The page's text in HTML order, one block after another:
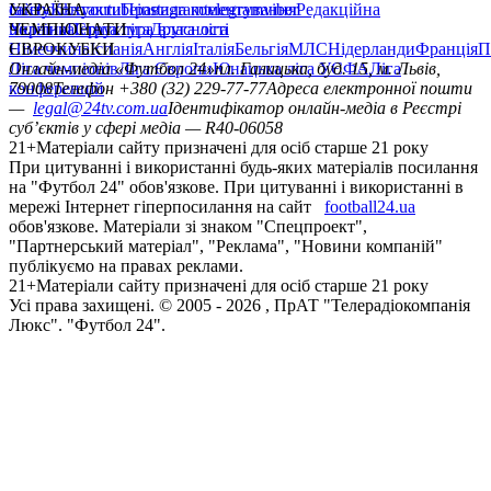
сайтуКонтактиПравила коментуванняРедакційна
політикаСтруктура власності
facebookxyoutubeinstagramtelegramviber
УКРАЇНА
УкраїнаПерша лігаДруга ліга
ЧЕМПІОНАТИ
НімеччинаІспаніяАнгліяІталіяБельгіяМЛСНідерландиФранція
ЄВРОКУБКИ
Ліга чемпіонівЛіга ЄвропиЮнацька ліга УЄФАЛіга
конференцій
Онлайн-медіа «Футбол 24»пл. Галицька, буд. 15, м. Львів,
79008Телефон +380 (32) 229-77-77Адреса електронної пошти
— legal@24tv.com.uaІдентифікатор онлайн-медіа в Реєстрі
суб’єктів у сфері медіа — R40-06058
21+Матеріали сайту призначені для осіб старше 21 року
При цитуванні і використанні будь-яких матеріалів посилання
на "Футбол 24" обов'язкове. При цитуванні і використанні в
мережі Інтернет гіперпосилання на сайт
football24.ua
обов'язкове. Матеріали зі знаком "Спецпроект",
"Партнерський матеріал", "Реклама", "Новини компаній"
публікуємо на правах реклами.
21+Матеріали сайту призначені для осіб старше 21 року
Усi права захищенi. © 2005 - 2026 , ПрАТ "Телерадіокомпанія
Люкс". "Футбол 24".